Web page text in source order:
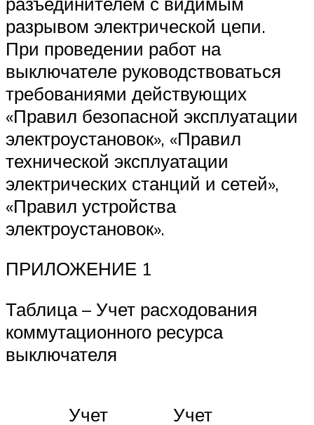
разрывом электрической цепи.
При проведении работ на
выключателе руководствоваться
требованиями действующих
«Правил безопасной эксплуатации
электроустановок», «Правил
технической эксплуатации
электрических станций и сетей»,
«Правил устройства
электроустановок».
ПРИЛОЖЕНИЕ 1
Таблица – Учет расходования
коммутационного ресурса
выключателя
Учет Учет